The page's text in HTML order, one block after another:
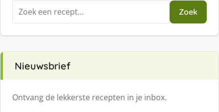
Zoeken
naar:
Zoek
Nieuwsbrief
Ontvang de lekkerste recepten in je inbox.